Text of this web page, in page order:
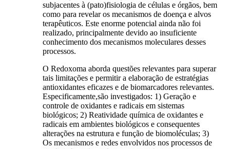
subjacentes à (pato)fisiologia de células e órgãos, bem
como para revelar os mecanismos de doença e alvos
terapêuticos. Este enorme potencial ainda não foi
realizado, principalmente devido ao insuficiente
conhecimento dos mecanismos moleculares desses
processos.
O Redoxoma aborda questões relevantes para superar
tais limitações e permitir a elaboração de estratégias
antioxidantes eficazes e de biomarcadores relevantes.
Especificamente,são investigados: 1) Geração e
controle de oxidantes e radicais em sistemas
biológicos; 2) Reatividade química de oxidantes e
radicais em ambientes biológicos e consequentes
alterações na estrutura e função de biomoléculas; 3)
Os mecanismos e redes envolvidos nos processos de